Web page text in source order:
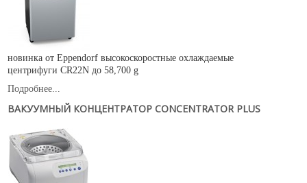
новинка от Eppendorf высокоскоростные охлаждаемые
центрифуги CR22N до 58,700 g
Подробнее...
ВАКУУМНЫЙ КОНЦЕНТРАТОР СONCENTRATOR PLUS